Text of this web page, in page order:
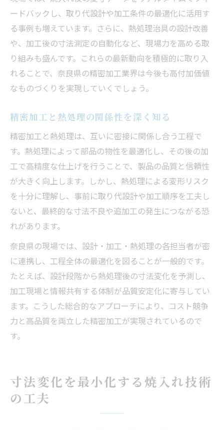
ードバックし、取り代設計や加工条件の最適化に活用す
る事例も増えています。さらに、熱処理治具の設計改善
や、加工後の寸法測定の自動化など、現場力を高める取
り組みも盛んです。これらの最新動向を積極的に取り入
れることで、奈良県の精密加工業界は今後も高付加価値
なものづくりを実現していくでしょう。
精密加工と熱処理の関係性を深く知る
精密加工と熱処理は、互いに密接に関係し合う工程で
す。熱処理によって部品の物性を最適化し、その後の加
工で高精度な仕上げを行うことで、製品の品質と信頼性
が大きく向上します。しかし、熱処理による変形リスク
を十分に理解し、事前に取り代設計や加工順序を工夫し
ないと、最終的な寸法不良や追加工の発生につながる恐
れがあります。
奈良県の現場では、設計・加工・熱処理の各担当者が密
に連携し、工程全体の最適化を図ることが一般的です。
たとえば、設計段階から熱処理後の寸法変化を予測し、
加工現場と情報共有する体制が品質安定化に寄与してい
ます。こうした総合的なアプローチにより、コスト競争
力と高品質を両立した精密加工が実現されているので
す。
寸法変化を最小化する焼入れ技術
の工夫